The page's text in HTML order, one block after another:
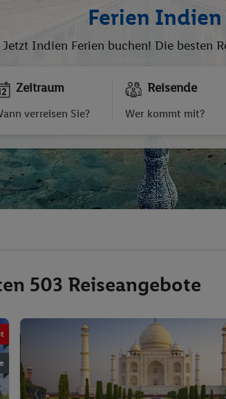
Ferien Indien
Indien Ferien buchen! Die besten
Zeitraum
verreisen Sie?
Reisende
Wer kommt mit?
503 Reiseangebote